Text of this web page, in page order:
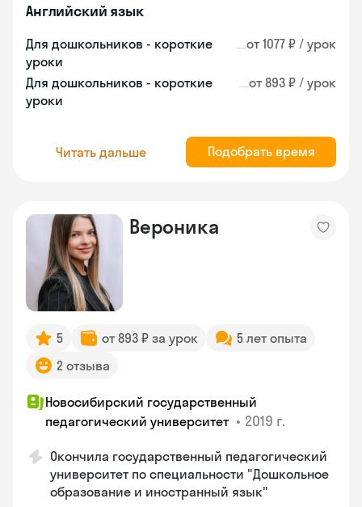
Английский язык
Для дошкольников - короткие
уроки
от 1077 ₽ / урок
Для дошкольников - короткие
уроки
от 893 ₽ / урок
Читать дальше Подобрать время
Вероника
5 от 893 ₽ за урок
5 лет опыта
2 отзыва
Новосибирский государственный
педагогический университет • 2019 г.
Окончила государственный педагогический
университет по специальности "Дошкольное
образование и иностранный язык"